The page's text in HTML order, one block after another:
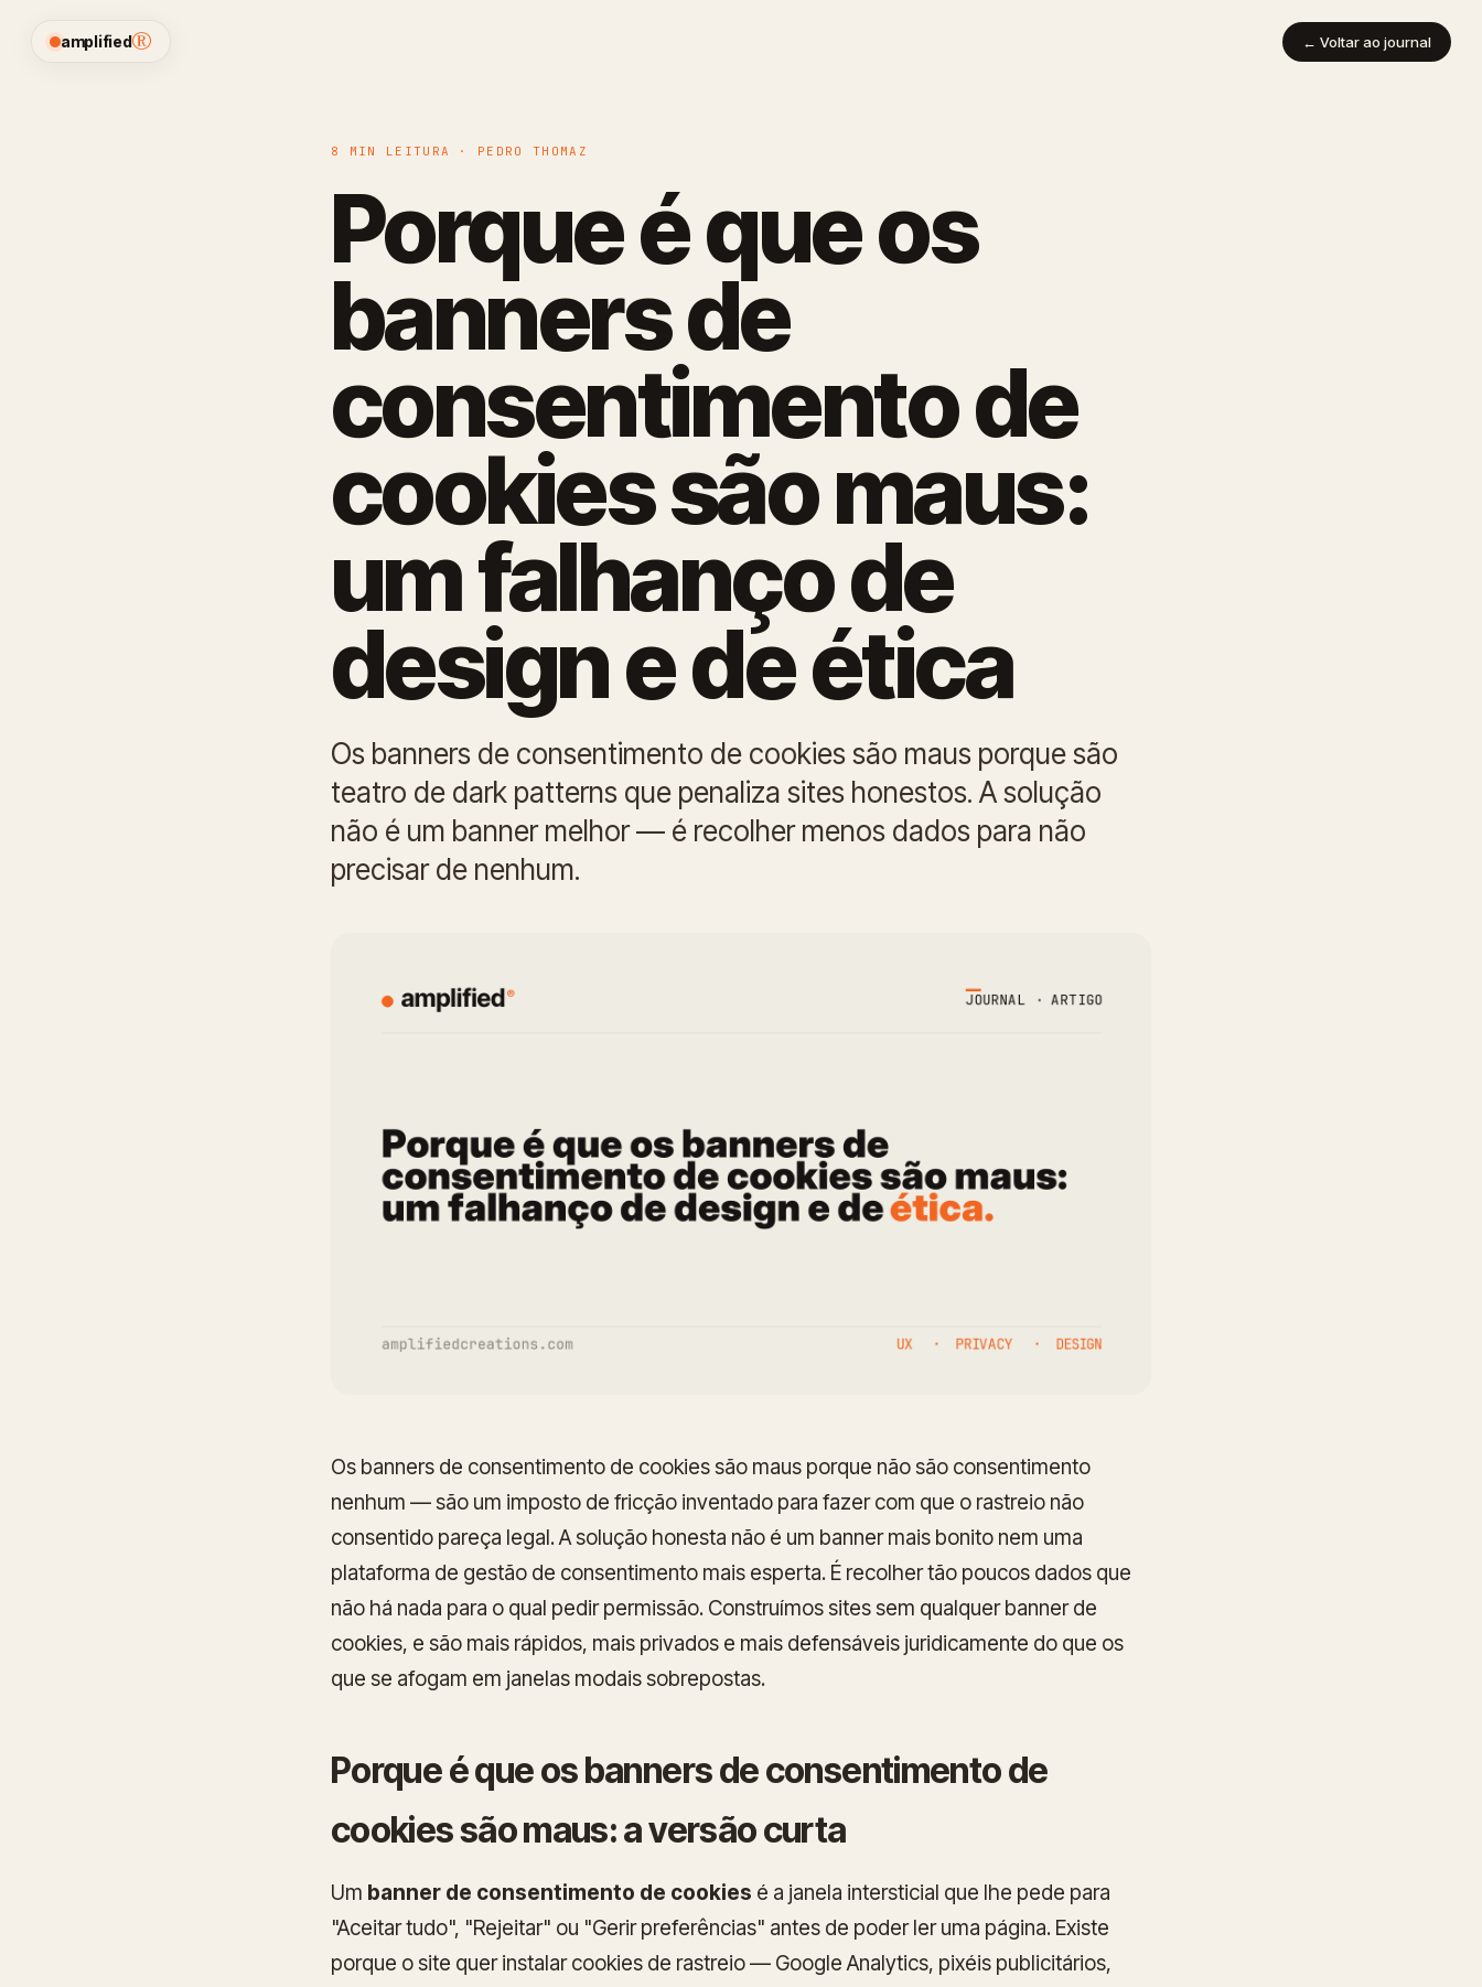
amplified® ← Voltar ao journal
8 MIN LEITURA · PEDRO THOMAZ
Porque é que os
banners de
consentimento de
cookies são maus:
um falhanço de
design e de ética
Os banners de consentimento de cookies são maus porque são
teatro de dark patterns que penaliza sites honestos. A solução
não é um banner melhor — é recolher menos dados para não
precisar de nenhum.
Os banners de consentimento de cookies são maus porque não são consentimento
nenhum — são um imposto de fricção inventado para fazer com que o rastreio não
consentido pareça legal. A solução honesta não é um banner mais bonito nem uma
plataforma de gestão de consentimento mais esperta. É recolher tão poucos dados que
não há nada para o qual pedir permissão. Construímos sites sem qualquer banner de
cookies, e são mais rápidos, mais privados e mais defensáveis juridicamente do que os
que se afogam em janelas modais sobrepostas.
Porque é que os banners de consentimento de
cookies são maus: a versão curta
Um banner de consentimento de cookies é a janela intersticial que lhe pede para
"Aceitar tudo", "Rejeitar" ou "Gerir preferências" antes de poder ler uma página. Existe
porque o site quer instalar cookies de rastreio — Google Analytics, pixéis publicitários,